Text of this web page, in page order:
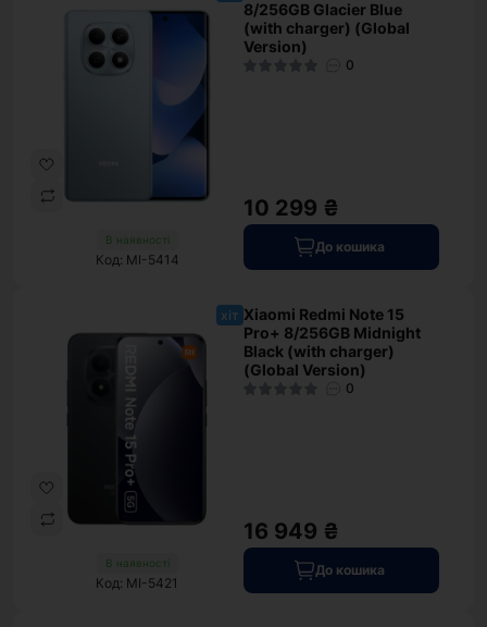
В наявності
Код: MI-5414
8/256GB Glacier Blue
(with charger) (Global
Version)
0
10 299 ₴
До кошика
хіт
В наявності
Код: MI-5421
Xiaomi Redmi Note 15
Pro+ 8/256GB Midnight
Black (with charger)
(Global Version)
0
16 949 ₴
До кошика